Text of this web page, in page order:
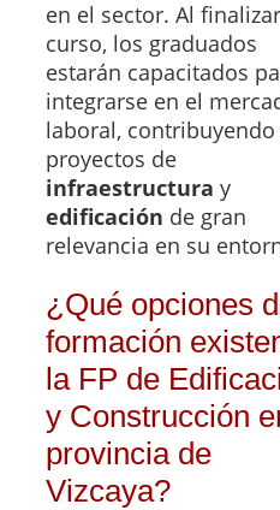
en el sector. Al
curso, los graduados
estarán capacitados
integrarse en el
laboral, contribuyendo
proyectos de
infraestructura y
edificación de gran
relevancia en su
¿Qué opciones
formación
la FP de
y Construcción
provincia de
Vizcaya?